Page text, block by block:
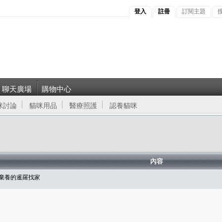
登入 註冊 訂閱主題
聊天廣場 購物中心
討論 貓咪用品 醫療照護 認養貓咪
內容
養的暹羅找家